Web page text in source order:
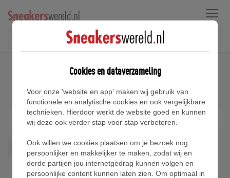
Menu
Puma RS-0 Sneakers
Wis alles
Cookies en dataverzameling
Voor onze 'website en app' maken wij gebruik van
functionele en analytische cookies en ook vergelijkbare
technieken. Hierdoor werkt de website goed en kunnen
wij deze ook verder stap voor stap verbeteren.
Ook willen we cookies plaatsen om je bezoek nog
persoonlijker en makkelijker te maken, zodat wij en
derde partijen jou internetgedrag kunnen volgen en
persoonlijke content kunnen laten zien. Om optimaal in